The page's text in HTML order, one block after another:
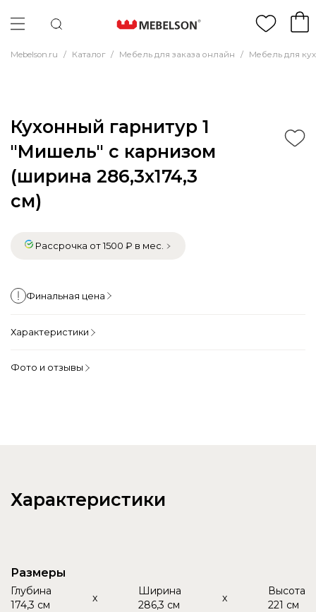
Mebelson.ru / Каталог / Мебель для заказа онлайн / Мебель для
Кухонный гарнитур 1
"Мишель" с карнизом
(ширина 286,3х174,3
см)
Рассрочка от 1500 ₽ в мес.
Финальная цена
Характеристики
Фото и отзывы
Характеристики
Размеры
Глубина
174,3 см
x
Ширина
286,3 см
x
Высота
221 см